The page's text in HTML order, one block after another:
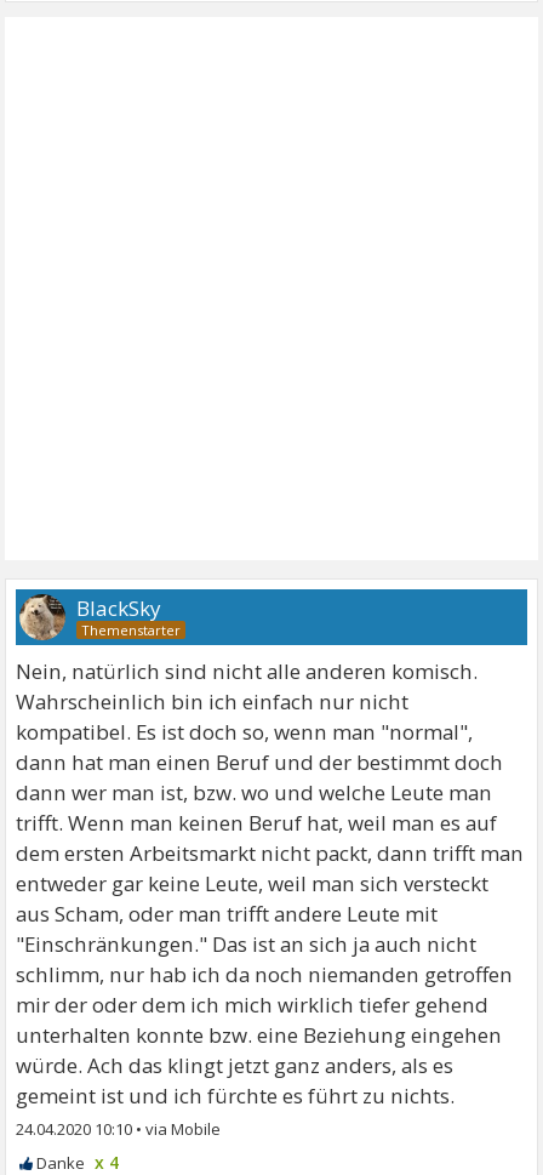
BlackSky
Nein, natürlich sind nicht alle anderen komisch.
Wahrscheinlich bin ich einfach nur nicht
kompatibel. Es ist doch so, wenn man "normal",
dann hat man einen Beruf und der bestimmt doch
dann wer man ist, bzw. wo und welche Leute man
trifft. Wenn man keinen Beruf hat, weil man es auf
dem ersten Arbeitsmarkt nicht packt, dann trifft man
entweder gar keine Leute, weil man sich versteckt
aus Scham, oder man trifft andere Leute mit
"Einschränkungen." Das ist an sich ja auch nicht
schlimm, nur hab ich da noch niemanden getroffen
mir der oder dem ich mich wirklich tiefer gehend
unterhalten konnte bzw. eine Beziehung eingehen
würde. Ach das klingt jetzt ganz anders, als es
gemeint ist und ich fürchte es führt zu nichts.
24.04.2020 10:10 •
x 4